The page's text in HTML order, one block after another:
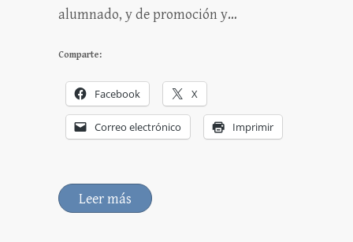
alumnado, y de promoción y…
Comparte:
Facebook X
Correo electrónico Imprimir
Leer más